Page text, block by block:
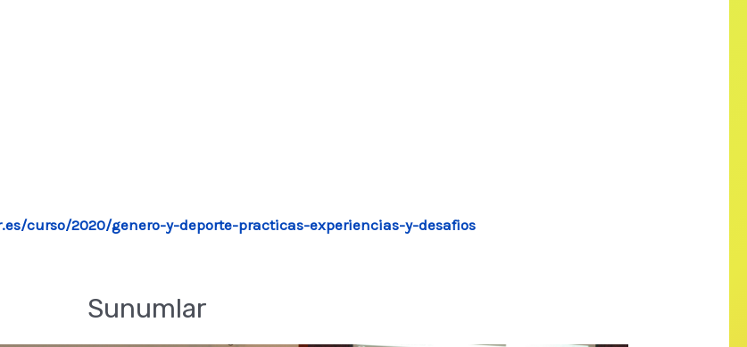
curso/2020/genero-y-deporte-practicas-experiencias-y-desafios
Sunumlar